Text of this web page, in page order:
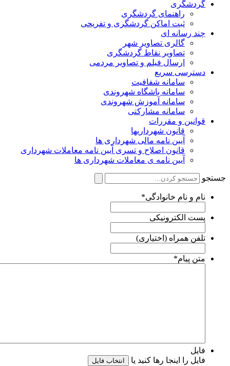
گردشگری
راهنمای گردشگری
ثبت اماکن گردشگری و تفریحی
چند رسانه ای
گالری تصاویر شهر
تصاویر نقاط گردشگری
ارسال فیلم و تصاویر مردمی
دسترسی سریع
سامانه شفافیت
سامانه باشگاه شهروندی
سامانه آموزش شهروندی
سامانه مشارکتی
قوانین و مقررات
قانون شهرداریها
آیین نامه مالی شهرداری ها
قانون اصلاح و تسری آیین نامه معاملات شهرداری
آیین نامه ی معاملات شهرداری ها
نام و نام خانوادگی*
پست الکترونیکی
تلفن همراه (اختیاری)
متن پیام*
فایل
فایل را اینجا رها کنید یا
انتخاب فایل